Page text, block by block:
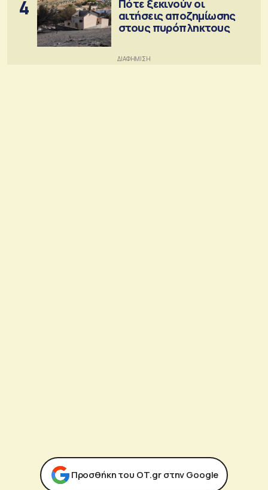
4
Πότε ξεκινούν οι
αιτήσεις αποζημίωσης
στους πυρόπληκτους
Προσθήκη του ΟΤ.gr στην Google